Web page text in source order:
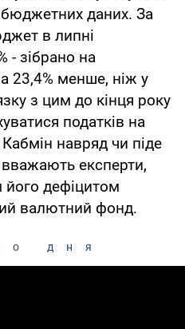
бюджетних даних. За
в липні
- зібрано на
23,4% менше, ніж у
з цим до кінця року
податків на
навряд чи піде
експерти,
його дефіцитом
валютний фонд.
дня